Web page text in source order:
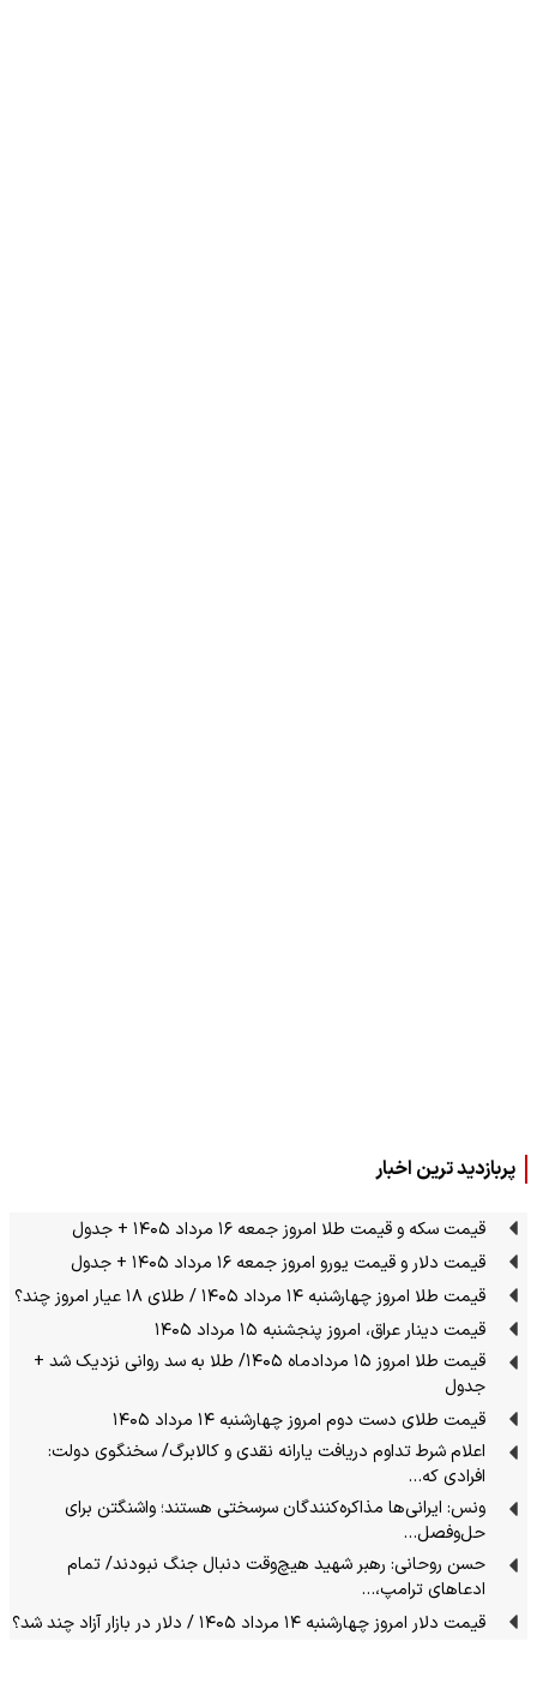
پربازدید ترین اخبار
قیمت سکه و قیمت طلا امروز جمعه ۱۶ مرداد ۱۴۰۵ + جدول
قیمت دلار و قیمت یورو امروز جمعه ۱۶ مرداد ۱۴۰۵ + جدول
قیمت طلا امروز چهارشنبه ۱۴ مرداد ۱۴۰۵ / طلای ۱۸ عیار امروز چند؟
قیمت دینار عراق، امروز پنجشنبه ۱۵ مرداد ۱۴۰۵
قیمت طلا امروز ۱۵ مردادماه ۱۴۰۵/ طلا به سد روانی نزدیک شد +
جدول
قیمت طلای دست دوم امروز چهارشنبه ۱۴ مرداد ۱۴۰۵
اعلام شرط تداوم دریافت یارانه نقدی و کالابرگ/ سخنگوی دولت:
افرادی که…
ونس: ایرانی‌ها مذاکره‌کنندگان سرسختی هستند؛ واشنگتن برای
حل‌وفصل…
حسن روحانی: رهبر شهید هیچ‌وقت دنبال جنگ نبودند/ تمام
ادعاهای ترامپ،…
قیمت دلار امروز چهارشنبه ۱۴ مرداد ۱۴۰۵ / دلار در بازار آزاد چند شد؟